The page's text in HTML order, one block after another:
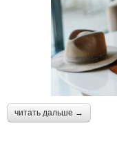
читать дальше →